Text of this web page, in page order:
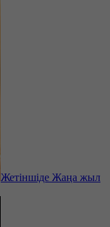
Жетіншіде Жаңа жыл